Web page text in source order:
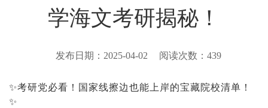
学海文考研揭秘！
发布日期： 2025-04-02 阅读次数： 439
✨考研党必看！国家线擦边也能上岸的宝藏院校清单！
✨